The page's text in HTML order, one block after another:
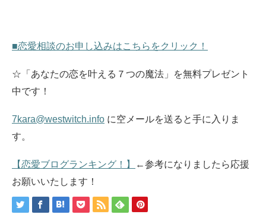
■恋愛相談のお申し込みはこちらをクリック！
☆「あなたの恋を叶える７つの魔法」を無料プレゼント
中です！
7kara@westwitch.info に空メールを送ると手に入りま
す。
【恋愛ブログランキング！】
←参考になりましたら応援
お願いいたします！